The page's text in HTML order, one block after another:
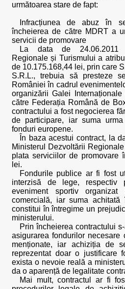
următoarea stare de fapt:
Infracțiunea de abuz în
încheierea de către MDRT a
servicii de promovare
La data de 24.06.2011
Regionale și Turismului a
de 10.175.168,44 lei, prin care
S.R.L., trebuia să presteze
României în cadrul
organizării Galei
către Federația Română de
contractului a fost negocierea
de participare, iar suma
fonduri europene.
În baza acestui contract, la
Ministerul Dezvoltării
plata serviciilor de promovare
lei.
Fondurile publice ar fi fost
interzisă de lege, respectiv
eveniment sportiv
comercială, iar suma
constitui în întregime un
ministerului.
Prin încheierea contractului
asigurarea fondurilor
menționate, iar achiziția de
reprezentat doar o justificare
exista o nevoie reală a
da o aparență de legalitate
Mai mult, contractul ar fi